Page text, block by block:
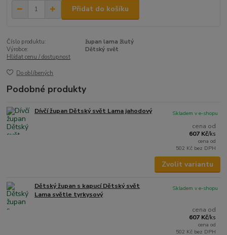
Přidat do košíku
Číslo produktu:
župan lama žlutý
Výrobce:
Dětský svět
Hlídat cenu / dostupnost
Do oblíbených
Podobné produkty
Dívčí župan Dětský svět Lama jahodový
cena od
607 Kč/ks
cena od
502 Kč bez DPH
Skladem v e-shopu
Zvolit variantu
Dětský župan s kapucí Dětský svět
Lama světle tyrkysový
cena od
607 Kč/ks
cena od
502 Kč bez DPH
Skladem v e-shopu